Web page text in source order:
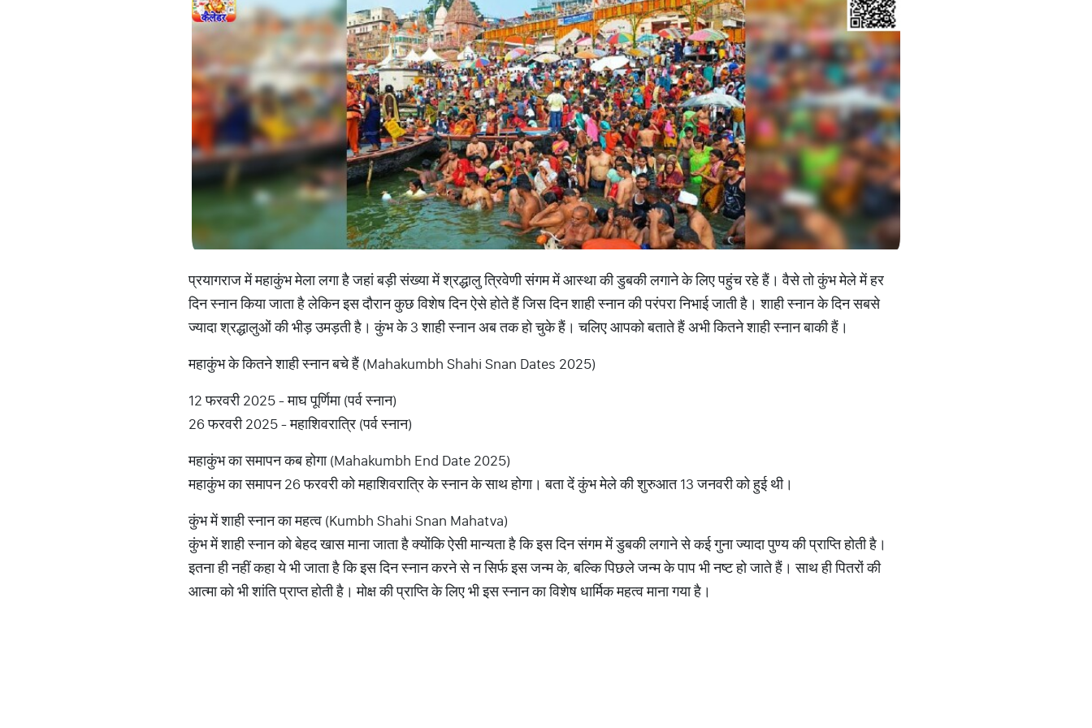
प्रयागराज में महाकुंभ मेला लगा है जहां बड़ी संख्या में श्रद्धालु त्रिवेणी संगम में आस्था की डुबकी लगाने के लिए पहुंच रहे हैं। वैसे तो कुंभ मेले में हर
दिन स्नान किया जाता है लेकिन इस दौरान कुछ विशेष दिन ऐसे होते हैं जिस दिन शाही स्नान की परंपरा निभाई जाती है। शाही स्नान के दिन सबसे
ज्यादा श्रद्धालुओं की भीड़ उमड़ती है। कुंभ के 3 शाही स्नान अब तक हो चुके हैं। चलिए आपको बताते हैं अभी कितने शाही स्नान बाकी हैं।
महाकुंभ के कितने शाही स्नान बचे हैं (Mahakumbh Shahi Snan Dates 2025)
12 फरवरी 2025 - माघ पूर्णिमा (पर्व स्नान)
26 फरवरी 2025 - महाशिवरात्रि (पर्व स्नान)
महाकुंभ का समापन कब होगा (Mahakumbh End Date 2025)
महाकुंभ का समापन 26 फरवरी को महाशिवरात्रि के स्नान के साथ होगा। बता दें कुंभ मेले की शुरुआत 13 जनवरी को हुई थी।
कुंभ में शाही स्नान का महत्व (Kumbh Shahi Snan Mahatva)
कुंभ में शाही स्नान को बेहद खास माना जाता है क्योंकि ऐसी मान्यता है कि इस दिन संगम में डुबकी लगाने से कई गुना ज्यादा पुण्य की प्राप्ति होती है।
इतना ही नहीं कहा ये भी जाता है कि इस दिन स्नान करने से न सिर्फ इस जन्म के, बल्कि पिछले जन्म के पाप भी नष्ट हो जाते हैं। साथ ही पितरों की
आत्मा को भी शांति प्राप्त होती है। मोक्ष की प्राप्ति के लिए भी इस स्नान का विशेष धार्मिक महत्व माना गया है।